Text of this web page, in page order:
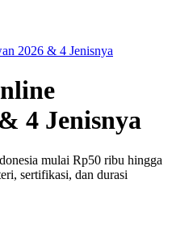
2026 & 4 Jenisnya
4 Jenisnya
mulai Rp50 ribu hingga
sertifikasi, dan durasi